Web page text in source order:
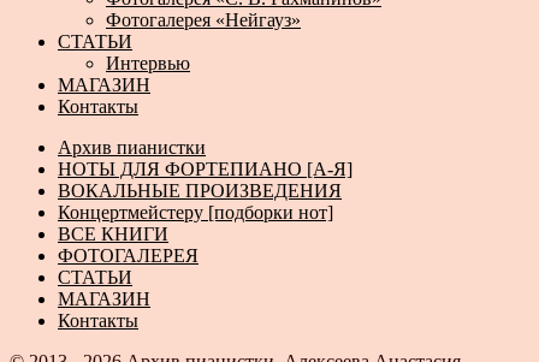
Фотогалерея «Нейгауз»
СТАТЬИ
Интервью
МАГАЗИН
Контакты
Архив пианистки
НОТЫ ДЛЯ ФОРТЕПИАНО [А-Я]
ВОКАЛЬНЫЕ ПРОИЗВЕДЕНИЯ
Концертмейстеру [подборки нот]
ВСЕ КНИГИ
ФОТОГАЛЕРЕЯ
СТАТЬИ
МАГАЗИН
Контакты